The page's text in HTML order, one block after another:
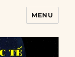
MENU